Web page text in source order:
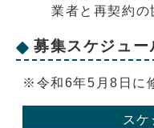
業者と再契約の
募集スケジュー
※令和6年5月8日に
ス